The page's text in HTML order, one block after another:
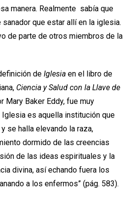
manera. Realmente sabía que
que estar allí en la iglesia.
de parte de otros miembros de la
de Iglesia en el libro de
Ciencia y Salud con la Llave de
Mary Baker Eddy, fue muy
Iglesia es aquella institución que
se halla elevando la raza,
dor­mido de las creencias
de las ideas espirituales y la
divina, así echando fuera los
a los enfermos” (pág. 583).